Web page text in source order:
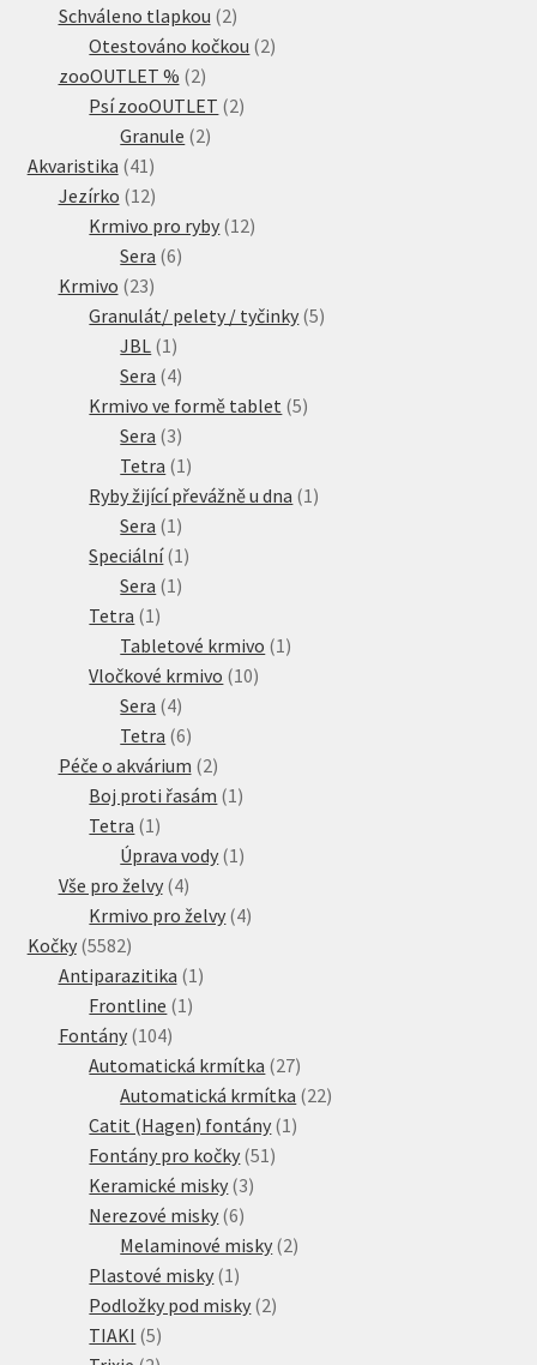
produkty
Schváleno tlapkou 22
produkty
Otestováno kočkou 22
zooOUTLET % 22
produkty
Psí zooOUTLET 22
Granule 22
Akvaristika 41 41
produktů
Jezírko 1212
produktů
Krmivo pro ryby 1212
Sera 66
Krmivo 2323
produktů
Granulát/ pelety / tyčinky 55
JBL 1 1
produkt
Sera 44
produkty
Krmivo ve formě tablet 55
Sera 33
produkty
Tetra 1 1
produkt
Ryby žijící převážně u dna 1 1
Sera 1 1
produkt
Speciální 1 1
Sera 1 1
Tetra 1 1
produkt
Tabletové krmivo 1 1
Vločkové krmivo 1010
Sera 44
produkty
Tetra 66
produktů
Péče o akvárium 22
produkty
Boj proti řasám 1 1
Tetra 1 1
produkt
Úprava vody 1 1
Vše pro želvy 44
produkty
Krmivo pro želvy 44
Kočky 55825582
produktů
Antiparazitika 1 1
Frontline 1 1
Fontány 104104
produktů
Automatická krmítka 2727
produktů
Automatická krmítka 2222
Catit (Hagen) fontány 1 1
Fontány pro kočky 51 51
Keramické misky 33
Nerezové misky 66
produktů
Melaminové misky 22
Plastové misky 1 1
produkt
Podložky pod misky 22
TIAKI 55